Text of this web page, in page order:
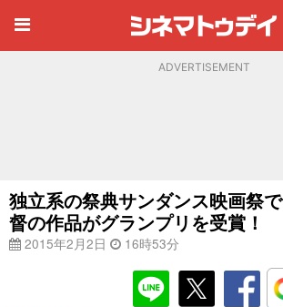
ADVERTISEMENT
独立系の祭典サンダンス映画祭
督の作品がグランプリを受賞！
2015年2月2日 16時53分